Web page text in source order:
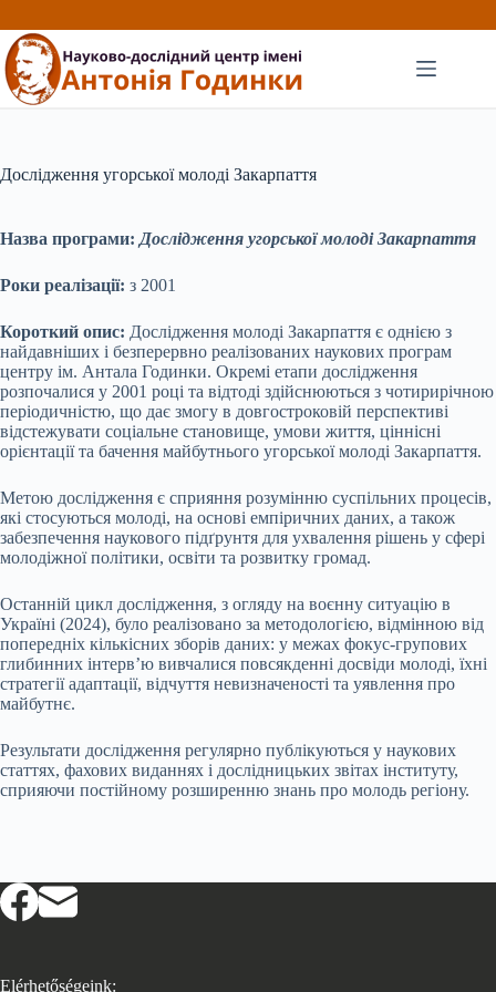
до
вмісту
Дослідження угорської молоді Закарпаття
Назва програми: Дослідження угорської молоді Закарпаття
Роки реалізації: з 2001
Короткий опис: Дослідження молоді Закарпаття є однією з
найдавніших і безперервно реалізованих наукових програм
центру ім. Антала Годинки. Окремі етапи дослідження
розпочалися у 2001 році та відтоді здійснюються з чотирирічною
періодичністю, що дає змогу в довгостроковій перспективі
відстежувати соціальне становище, умови життя, ціннісні
орієнтації та бачення майбутнього угорської молоді Закарпаття.
Метою дослідження є сприяння розумінню суспільних процесів,
які стосуються молоді, на основі емпіричних даних, а також
забезпечення наукового підґрунтя для ухвалення рішень у сфері
молодіжної політики, освіти та розвитку громад.
Останній цикл дослідження, з огляду на воєнну ситуацію в
Україні (2024), було реалізовано за методологією, відмінною від
попередніх кількісних зборів даних: у межах фокус-групових
глибинних інтерв’ю вивчалися повсякденні досвіди молоді, їхні
стратегії адаптації, відчуття невизначеності та уявлення про
майбутнє.
Результати дослідження регулярно публікуються у наукових
статтях, фахових виданнях і дослідницьких звітах інституту,
сприяючи постійному розширенню знань про молодь регіону.
Elérhetőségeink: